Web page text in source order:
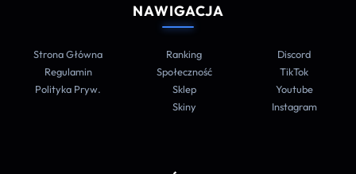
NAWIGACJA
Strona Główna
Regulamin
Polityka Pryw.
Ranking
Społeczność
Sklep
Skiny
Discord
TikTok
Youtube
Instagram